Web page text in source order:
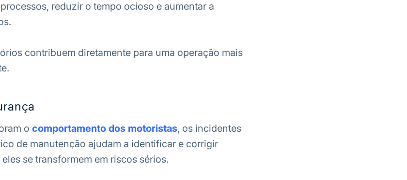
reduzir o tempo ocioso e aumentar a
contribuem diretamente para uma operação mais
o comportamento dos motoristas, os incidentes
de manutenção ajudam a identificar e corrigir
se transformem em riscos sérios.